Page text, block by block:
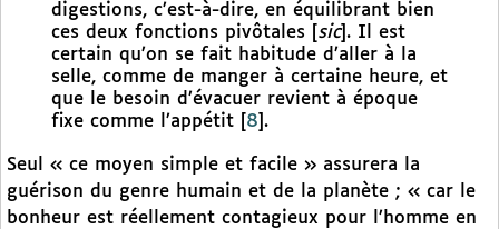
digestions, c’est-à-dire, en équilibrant bien
ces deux fonctions pivôtales [ sic]. Il est
certain qu’on se fait habitude d’aller à la
selle, comme de manger à certaine heure, et
que le besoin d’évacuer revient à époque
fixe comme l’appétit
8 .
Seul « ce moyen simple et facile » assurera la
guérison du genre humain et de la planète ; « car le
bonheur est réellement contagieux pour l’homme en